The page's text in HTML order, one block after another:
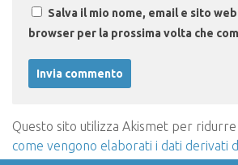
Salva il mio nome, email e sito
browser per la prossima volta che
Questo sito utilizza Akismet per
come vengono elaborati i dati derivati